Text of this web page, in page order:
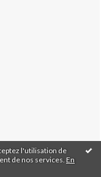
l'utilisation de
de nos services. En